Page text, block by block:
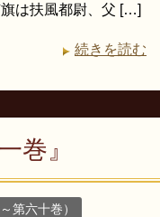
は扶風都尉、父 […]
続きを読む
巻』
第六十巻）